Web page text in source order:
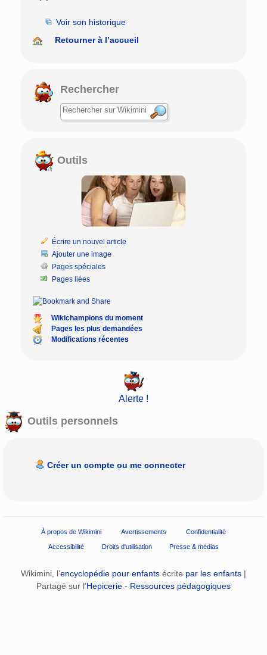
Voir son historique
Retourner à l’accueil
Rechercher
Outils
Écrire un nouvel article
Ajouter une image
Pages spéciales
Pages liées
Wikichampions du moment
Pages les plus demandées
Modifications récentes
Alerte !
Outils personnels
Créer un compte ou me connecter
À propos de Wikimini Avertissements Confidentialité
Accessibilité Droits d'utilisation Presse & médias
Wikimini, l’encyclopédie pour enfants écrite par les enfants |
Partagé sur l’Hepicerie - Ressources pédagogiques